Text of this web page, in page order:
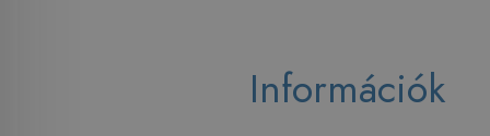
Információk